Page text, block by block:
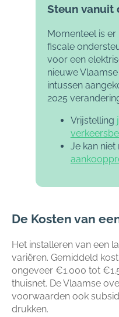
Steun vanuit
Momenteel is er
fiscale
voor een
nieuwe
intussen
2025
Vrijstelling
Je kan
De Kosten van
Het installeren van een
variëren. Gemiddeld
ongeveer €1.000 tot
thuisnet. De Vlaamse
voorwaarden ook
drukken.